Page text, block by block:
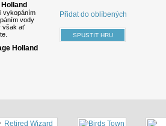
vykopáním
vody
však ať
Holland
Přidat do oblíbených